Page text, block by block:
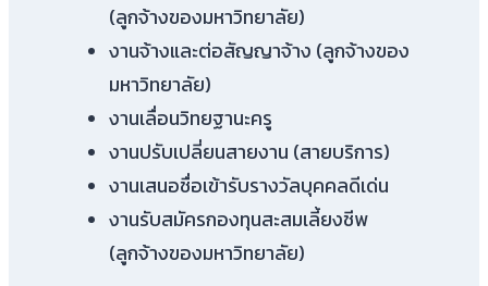
(ลูกจ้างของมหาวิทยาลัย)
งานจ้างและต่อสัญญาจ้าง (ลูกจ้างของ
มหาวิทยาลัย)
งานเลื่อนวิทยฐานะครู
งานปรับเปลี่ยนสายงาน (สายบริการ)
งานเสนอชื่อเข้ารับรางวัลบุคคลดีเด่น
งานรับสมัครกองทุนสะสมเลี้ยงชีพ
(ลูกจ้างของมหาวิทยาลัย)